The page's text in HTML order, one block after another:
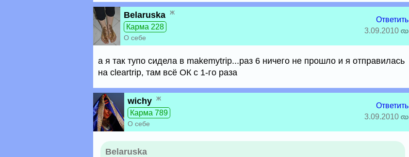
Belaruska ж
Карма 228
О себе
Ответить
3.09.2010
а я так тупо сидела в makemytrip...раз 6 ничего не прошло и я отправилась
на cleartrip, там всё ОК с 1-го раза
wichy ж
Карма 789
О себе
Ответить
3.09.2010
Belaruska